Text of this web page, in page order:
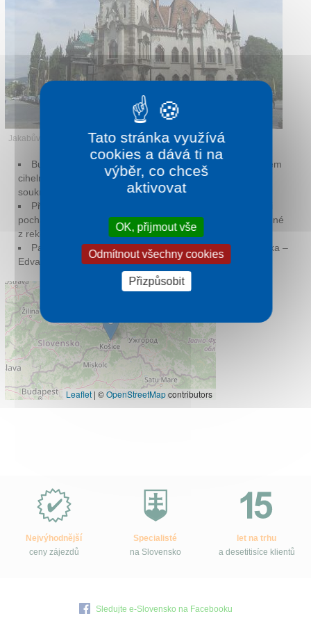
Jakabův palác
Budova byla postavena roku 1899 stavitelem a majitelem
cihelny Arpádem Jakabem, ten ji postavil jako svůj
soukromý dům.
Při stavbě Jakabova paláce byly použity kamenné části
pocházející z Dómu sv. Alžběty, které byly vyřazeny při jedné
z rekonstrukcí.
Palác byl i sídlem tehdejšího prezidenta Československa –
Edvarda Beneše.
Leaflet | ©OpenStreetMapcontributors
Slovensko.cz?
Nejvýhodnější
ceny zájezdů
Specialisté
na Slovensko
let na trhu
a desetitisíce klientů
Sledujte e-Slovensko na Facebooku
Tato stránka využívá
cookies a dává ti na
výběr, co chceš
aktivovat
OK, přijmout vše
Odmítnout všechny cookies
Přizpůsobit